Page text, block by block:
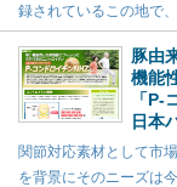
録されているこの地で
豚由
機能
「P-
日本
関節対応素材として市
を背景にそのニーズは